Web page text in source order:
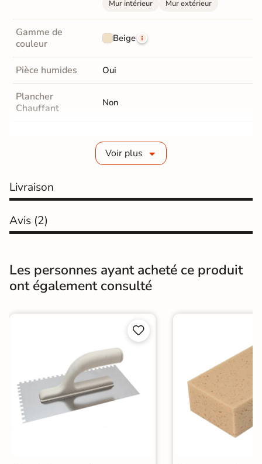
Mur intérieur Mur extérieur
Gamme de
couleur
Beige
Pièce humides Oui
Plancher
Chauffant
Non
CG2
Consommation
Taille des joints
Origine France
Fabricants Prb
Voir plus
Livraison
Avis (2)
Les personnes ayant acheté ce produit
ont également consulté

